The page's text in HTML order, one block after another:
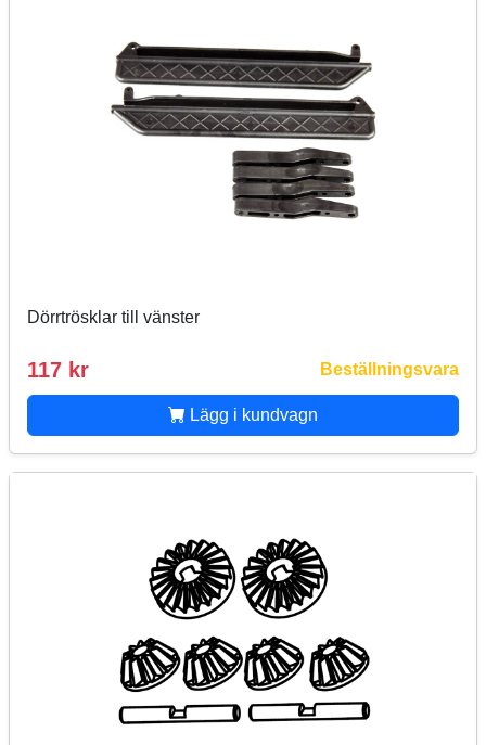
Dörrtrösklar till vänster
117 kr Beställningsvara
Lägg i kundvagn